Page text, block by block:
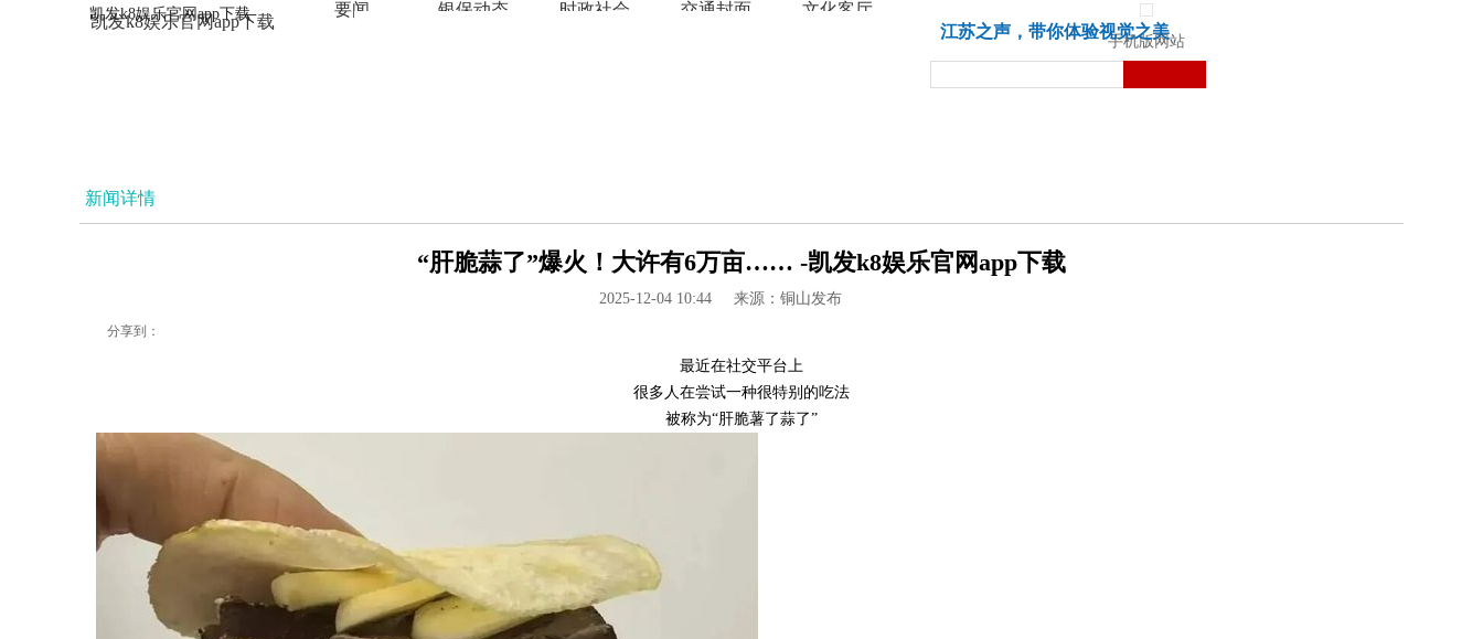
凯发k8娱乐官网app下载
凯发k8娱乐官网app下载
要闻 银保动态 时政社会 交通封面 文化客厅
手机版网站
江苏之声，带你体验视觉之美
新闻详情
“肝脆蒜了”爆火！大许有6万亩…… -凯发k8娱乐官网app下载
2025-12-04 10:44 来源：铜山发布
分享到：
最近在社交平台上
很多人在尝试一种很特别的吃法
被称为“肝脆薯了蒜了”